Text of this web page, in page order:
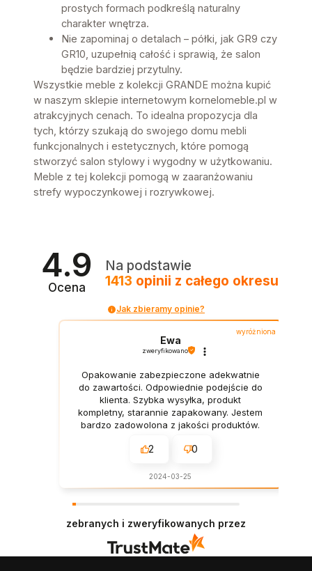
prostych formach podkreślą naturalny
charakter wnętrza.
Nie zapominaj o detalach – półki, jak GR9 czy
GR10, uzupełnią całość i sprawią, że salon
będzie bardziej przytulny.
Wszystkie meble z kolekcji GRANDE można kupić
w naszym sklepie internetowym kornelomeble.pl w
atrakcyjnych cenach. To idealna propozycja dla
tych, którzy szukają do swojego domu mebli
funkcjonalnych i estetycznych, które pomogą
stworzyć salon stylowy i wygodny w użytkowaniu.
Meble z tej kolekcji pomogą w zaaranżowaniu
strefy wypoczynkowej i rozrywkowej.
4.9
Ocena
Na podstawie
1413 opinii z całego okresu
Jak zbieramy opinie?
wyróżniona
Ewa
zweryfikowano
Opakowanie zabezpieczone adekwatnie
do zawartości. Odpowiednie podejście do
klienta. Szybka wysyłka, produkt
kompletny, starannie zapakowany. Jestem
bardzo zadowolona z jakości produktów.
2 0
2024-03-25
zebranych i zweryfikowanych przez